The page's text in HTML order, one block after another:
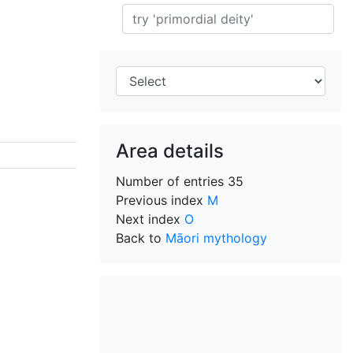
Search
Area details
Number of entries 35
Previous index M
Next index O
Back to Māori mythology